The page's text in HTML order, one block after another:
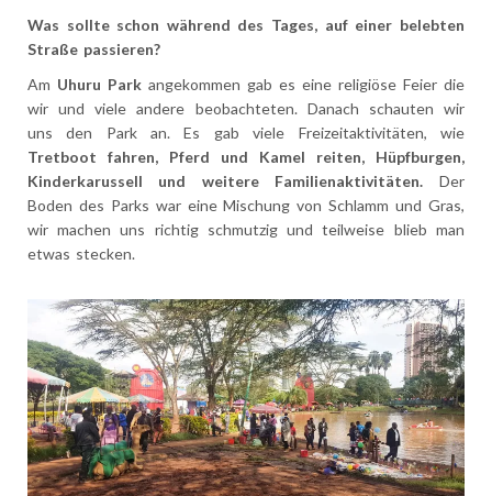
Was sollte schon während des Tages, auf einer belebten
Straße passieren?
Am Uhuru Park angekommen gab es eine religiöse Feier die
wir und viele andere beobachteten. Danach schauten wir
uns den Park an. Es gab viele Freizeitaktivitäten, wie
Tretboot fahren, Pferd und Kamel reiten, Hüpfburgen,
Kinderkarussell und weitere Familienaktivitäten. Der
Boden des Parks war eine Mischung von Schlamm und Gras,
wir machen uns richtig schmutzig und teilweise blieb man
etwas stecken.